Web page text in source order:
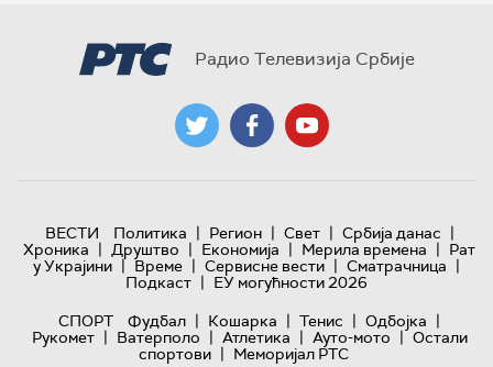
Радио Телевизија Србије
ВЕСТИ Политика | Регион | Свет | Србија данас |
Хроника | Друштво | Економија | Мерила времена | Рат
у Украјини | Време | Сервисне вести | Сматрачница |
Подкаст | ЕУ могућности 2026
СПОРТ
Фудбал | Кошарка | Тенис | Одбојка |
Рукомет | Ватерполо | Атлетика | Ауто-мото | Остали
спортови | Меморијал РТС